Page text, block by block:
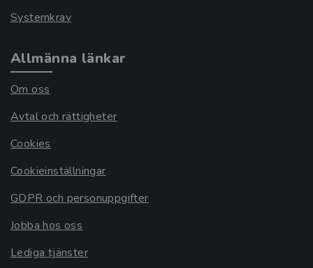
Systemkrav
Allmänna länkar
Om oss
Avtal och rättigheter
Cookies
Cookieinställningar
GDPR och personuppgifter
Jobba hos oss
Lediga tjänster